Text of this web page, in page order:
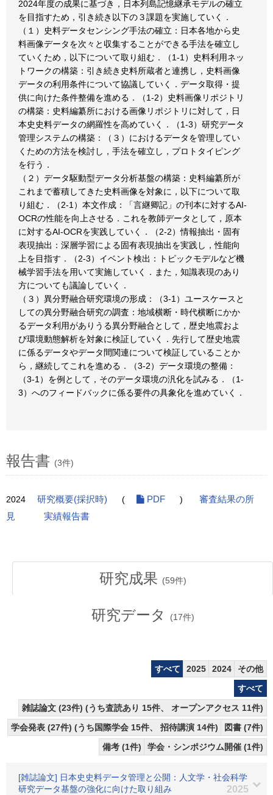
2024年度の成果に基づき，日本列島記憶継承モデルの確立
を目指すため，引き続き以下の３課題を実施していく．
（１）史料データセンシング手法の確立：日本各地から史
料画像データを次々と収集することができる手法を確立し
ていくため，以下について取り組む．（1-1）史料利用ネッ
トワークの構築：引き続き史料所蔵者と連携し，史料画像
データの利用条件について協議していく．データ取得・提
供に向けた条件整備を進める．（1-2）史料画像リポジトリ
の構築：史料編纂所における画像リポジトリに対して，日
本史史料データの網羅性を高めていく．（1-3）研究データ
管理システムの構築：（３）におけるデータを管理してい
くための方法を検討し，手法を確立し，プロトタイピング
を行う．
（２）データ駆動型データ分析基盤の構築：史料編纂所が
これまで蓄積してきた史料画像を対象に，以下について取
り組む．（2-1）本文作成：「言継卿記」の刊本に対するAI-
OCRの性能を向上させる．これを教師データとして，原本
に対するAI-OCRを実践していく．（2-2）情報抽出・固有
表現抽出：深層学習による固有表現抽出を実践し，性能向
上を目指す．（2-3）イベント検出：トピックモデルなど機
械学習手法を用いて実施していく．また，知識表現のあり
方についても議論していく．
（３）異分野融合研究環境の形成：（3-1）ユースケースと
しての異分野融合研究の調査：地域横断・時代横断にかか
るデータ利用がありうる異分野融合として，歴史地震およ
び環境動態解析を対象に検証していく．先行して歴史地震
に係るデータやデータ間関連について検証していることか
ら，継続してこれを進める．（3-2）データ環境の整備：
（3-1）を例として，そのデータ環境の汎化を試みる．（1-
3）へのフィードバックに係る要件の具象化を進めていく．
報告書 (3件)
2024 研究概要(採択時) ( PDF )
審査結果の所
見
実績報告書
研究成果 (59件)
研究データ (17件)
すべて 2025 2024
その他
すべて
雑誌論文 (23件) (うち査読あり 15件、 オープンアクセス 11件)
学会発表 (27件) (うち国際学会 15件、 招待講演 14件)
図書 (7件)
備考 (1件)
学会・シンポジウム開催 (1件)
[雑誌論文] 日本史史料データ管理と公開：人文学・社会科学
研究データ基盤の強化に向けた取り組み
2025